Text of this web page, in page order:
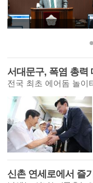
서대문구, 폭염 총력
전국 최초 에어돔 놀이